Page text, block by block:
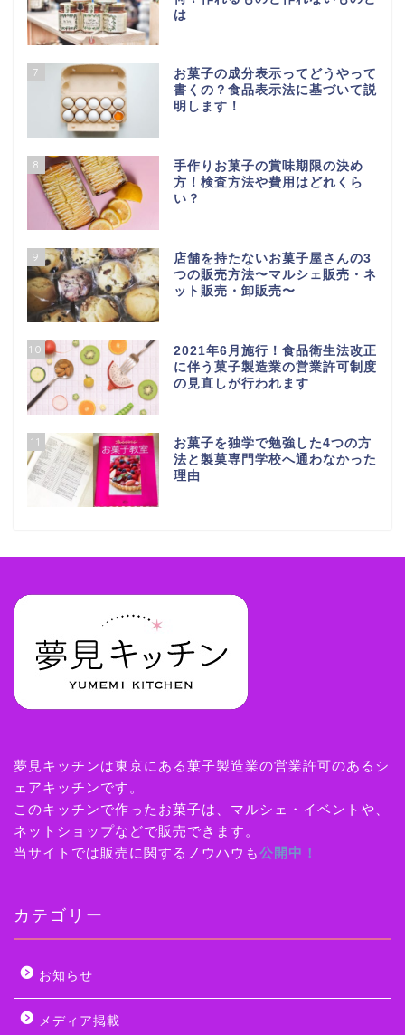
は
7
お菓子の成分表示ってどうやって
書くの？食品表示法に基づいて説
明します！
8
手作りお菓子の賞味期限の決め
方！検査方法や費用はどれくら
い？
9
店舗を持たないお菓子屋さんの3
つの販売方法〜マルシェ販売・ネ
ット販売・卸販売〜
10
2021年6月施行！食品衛生法改正
に伴う菓子製造業の営業許可制度
の見直しが行われます
11
お菓子を独学で勉強した4つの方
法と製菓専門学校へ通わなかった
理由
夢見キッチンは東京にある菓子製造業の営業許可のあるシ
ェアキッチンです。
このキッチンで作ったお菓子は、マルシェ・イベントや、
ネットショップなどで販売できます。
当サイトでは販売に関するノウハウも公開中！
カテゴリー
お知らせ
メディア掲載